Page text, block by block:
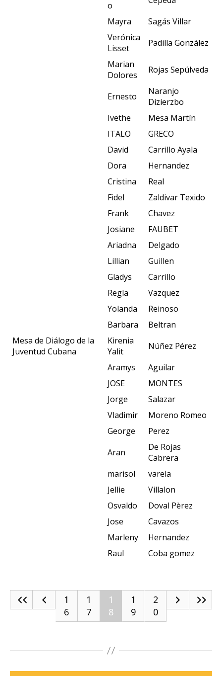
o
Mayra
Sagás Villar
Verónica
Lisset
Padilla González
Marian
Dolores
Rojas Sepúlveda
Ernesto
Naranjo
Dizierzbo
Ivethe
Mesa Martín
ITALO
GRECO
David
Carrillo Ayala
Dora
Hernandez
Cristina
Real
Fidel
Zaldivar Texido
Frank
Chavez
Josiane
FAUBET
Ariadna
Delgado
Lillian
Guillen
Gladys
Carrillo
Regla
Vazquez
Yolanda
Reinoso
Barbara
Beltran
Mesa de Diálogo de la
Juventud Cubana
Kirenia
Yalit
Núñez Pérez
Aramys
Aguilar
JOSE
MONTES
Jorge
Salazar
Vladimir
Moreno Romeo
George
Perez
Aran
De Rojas
Cabrera
marisol
varela
Jellie
Villalon
Osvaldo
Doval Pèrez
Jose
Cavazos
Marleny
Hernandez
Raul
Coba gomez
1
6
1
7
1
8
1
9
2
0